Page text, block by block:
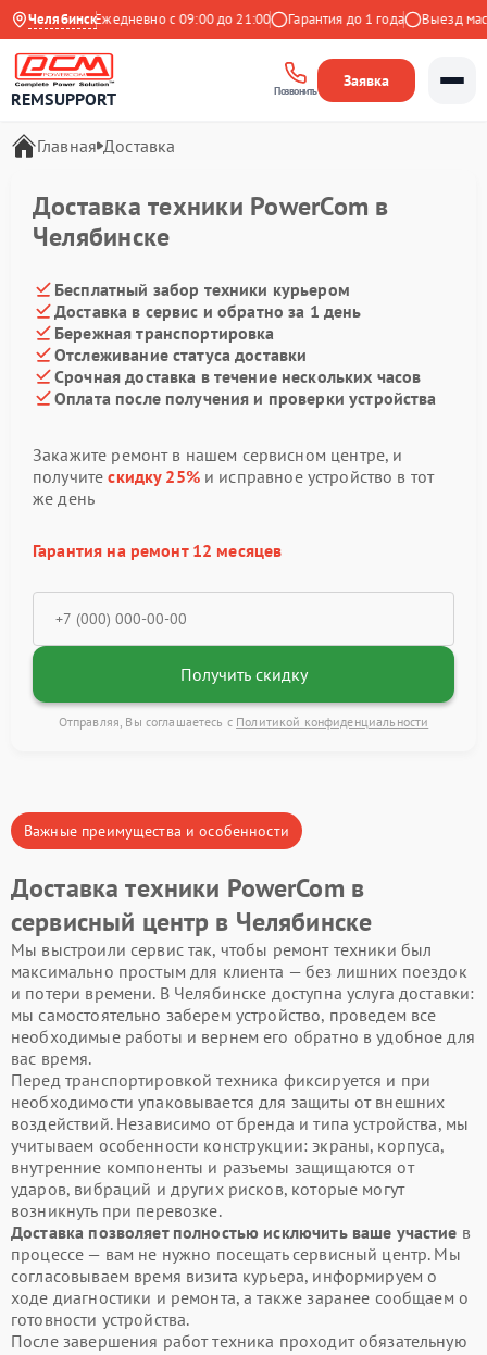
Челябинск
на Яндекс Ежедневно с 09:00 до 21:00 Гарантия до 1 года Выезд
REMSUPPORT Позвонить
Заявка
Главная Доставка
Доставка техники PowerCom в
Челябинске
Бесплатный забор техники курьером
Доставка в сервис и обратно за 1 день
Бережная транспортировка
Отслеживание статуса доставки
Срочная доставка в течение нескольких часов
Оплата после получения и проверки устройства
Закажите ремонт в нашем сервисном центре, и
получитескидку 25%и исправное устройство в тот
же день
Гарантия на ремонт 12 месяцев
Получить скидку
Отправляя, Вы соглашаетесь с Политикой конфиденциальности
Важные преимущества и особенности
Доставка техники PowerCom в
сервисный центр в Челябинске
Мы выстроили сервис так, чтобы ремонт техники был
максимально простым для клиента — без лишних поездок
и потери времени. В Челябинске доступна услуга доставки:
мы самостоятельно заберем устройство, проведем все
необходимые работы и вернем его обратно в удобное для
вас время.
Перед транспортировкой техника фиксируется и при
необходимости упаковывается для защиты от внешних
воздействий. Независимо от бренда и типа устройства, мы
учитываем особенности конструкции: экраны, корпуса,
внутренние компоненты и разъемы защищаются от
ударов, вибраций и других рисков, которые могут
возникнуть при перевозке.
Доставка позволяет полностью исключить ваше участие в
процессе — вам не нужно посещать сервисный центр. Мы
согласовываем время визита курьера, информируем о
ходе диагностики и ремонта, а также заранее сообщаем о
готовности устройства.
После завершения работ техника проходит обязательную